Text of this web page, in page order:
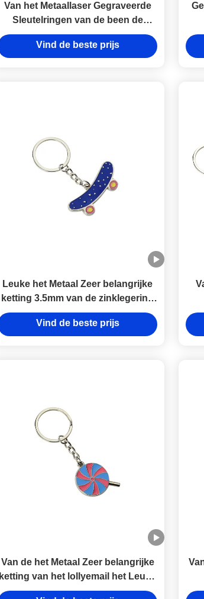
Van het Metaallaser Gegraveerde
Sleutelringen van de been de
Leuke Zeer belangrijke Ketting
Douane Logo Souvenir Gift
Vind de beste prijs
Leuke het Metaal Zeer belangrijke
ketting 3.5mm van de zinklegering
Gift van de de Kettingsherinnering
van het Ijzerskateboard de Zeer
Vind de beste prijs
Van de het Metaal Zeer belangrijke
ketting van het lollyemail het Leuke
van de de Kleurenolie Ijzer van de